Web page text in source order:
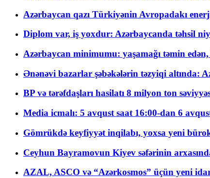
Azərbaycan qazı Türkiyənin Avropadakı
Diplom var, iş yoxdur: Azərbaycanda təhsil
Azərbaycan minimumu: yaşamağı təmin
Ənənəvi bazarlar şəbəkələrin təzyiqi altında:
BP və tərəfdaşları hasilatı 8 milyon ton
Media icmalı: 5 avqust saat 16:00-dan 6
Gömrükdə keyfiyyət inqilabı, yoxsa yeni
Ceyhun Bayramovun Kiyev səfərinin
AZAL, ASCO və “Azərkosmos” üçün yeni